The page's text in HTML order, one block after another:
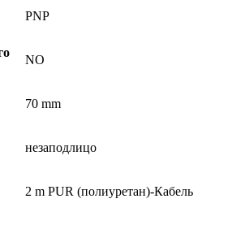
PNP
NO
70 mm
незаподлицо
2 m PUR (полиуретан)-Кабель